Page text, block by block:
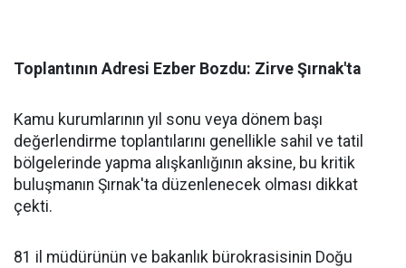
​Toplantının Adresi Ezber Bozdu: Zirve Şırnak'ta
​Kamu kurumlarının yıl sonu veya dönem başı
değerlendirme toplantılarını genellikle sahil ve tatil
bölgelerinde yapma alışkanlığının aksine, bu kritik
buluşmanın Şırnak'ta düzenlenecek olması dikkat
çekti.
​81 il müdürünün ve bakanlık bürokrasisinin Doğu